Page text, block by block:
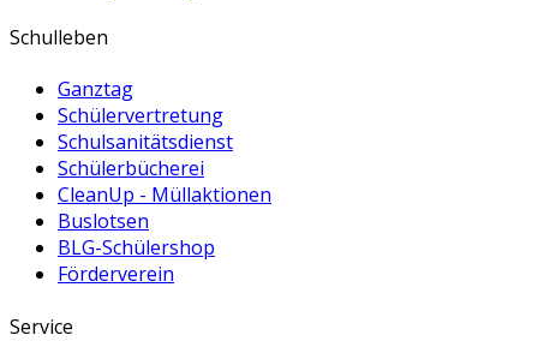
Schulleben
Ganztag
Schülervertretung
Schulsanitätsdienst
Schülerbücherei
CleanUp - Müllaktionen
Buslotsen
BLG-Schülershop
Förderverein
Service